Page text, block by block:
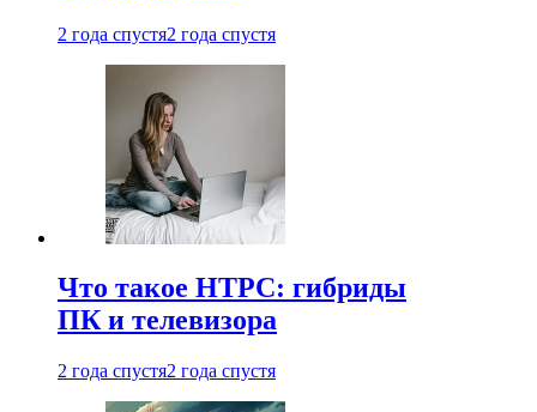
2 года спустя2 года спустя
Что такое HTPC: гибриды
ПК и телевизора
2 года спустя2 года спустя